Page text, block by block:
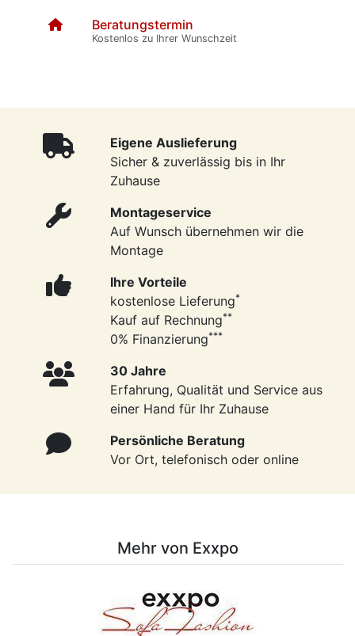
Beratungstermin
Kostenlos zu Ihrer Wunschzeit
Eigene Auslieferung
Sicher & zuverlässig bis in Ihr
Zuhause
Montageservice
Auf Wunsch übernehmen wir die
Montage
Ihre Vorteile
kostenlose Lieferung*
Kauf auf Rechnung**
0% Finanzierung***
30 Jahre
Erfahrung, Qualität und Service aus
einer Hand für Ihr Zuhause
Persönliche Beratung
Vor Ort, telefonisch oder online
Mehr von Exxpo